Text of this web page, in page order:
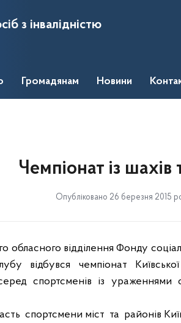
з інвалідністю
Громадянам Новини
Чемпіонат із
Опубліковано 26 березня 2015
обласного відділення Фонду
відбувся чемпіонат Київської
спортсменів із ураженнями
спортсмени міст та районів